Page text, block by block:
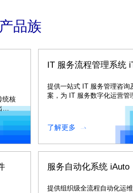
品族
统核
体的
IT 服务流程管理系统
提供一站式 IT 服务管理咨询
案，为 IT 服务数字化运营管
了解更多
服务自动化系统 iAuto
提供组织级全流程自动化运